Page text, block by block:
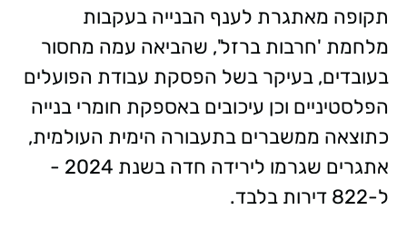
תקופה מאתגרת לענף הבנייה בעקבות
מלחמת 'חרבות ברזל', שהביאה עמה מחסור
בעובדים, בעיקר בשל הפסקת עבודת הפועלים
הפלסטיניים וכן עיכובים באספקת חומרי בנייה
כתוצאה ממשברים בתעבורה הימית העולמית,
אתגרים שגרמו לירידה חדה בשנת 2024 -
ל-822 דירות בלבד.